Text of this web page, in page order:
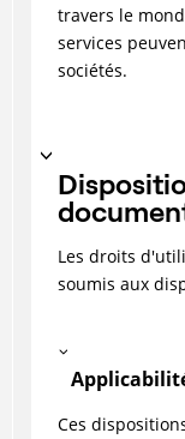
travers le
services
sociétés.
Les droits
soumis aux
Ces